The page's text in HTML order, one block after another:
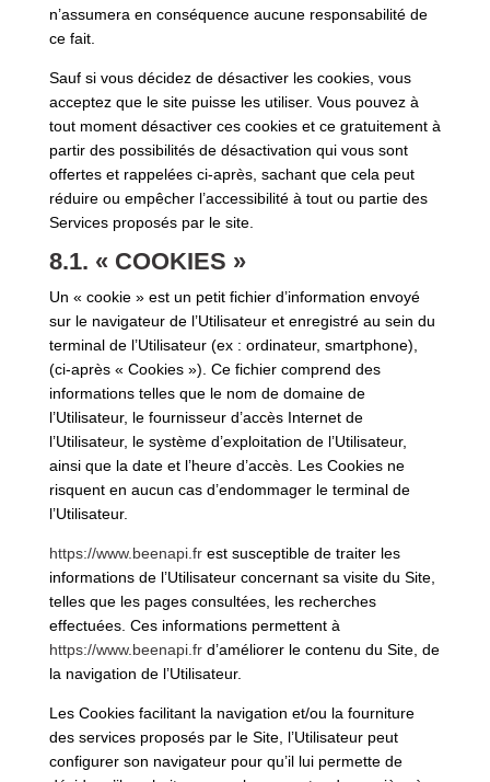
n’assumera en conséquence aucune responsabilité de
ce fait.
Sauf si vous décidez de désactiver les cookies, vous
acceptez que le site puisse les utiliser. Vous pouvez à
tout moment désactiver ces cookies et ce gratuitement à
partir des possibilités de désactivation qui vous sont
offertes et rappelées ci-après, sachant que cela peut
réduire ou empêcher l’accessibilité à tout ou partie des
Services proposés par le site.
8.1. « COOKIES »
Un « cookie » est un petit fichier d’information envoyé
sur le navigateur de l’Utilisateur et enregistré au sein du
terminal de l’Utilisateur (ex : ordinateur, smartphone),
(ci-après « Cookies »). Ce fichier comprend des
informations telles que le nom de domaine de
l’Utilisateur, le fournisseur d’accès Internet de
l’Utilisateur, le système d’exploitation de l’Utilisateur,
ainsi que la date et l’heure d’accès. Les Cookies ne
risquent en aucun cas d’endommager le terminal de
l’Utilisateur.
https://www.beenapi.frest susceptible de traiter les
informations de l’Utilisateur concernant sa visite du Site,
telles que les pages consultées, les recherches
effectuées. Ces informations permettent à
https://www.beenapi.frd’améliorer le contenu du Site, de
la navigation de l’Utilisateur.
Les Cookies facilitant la navigation et/ou la fourniture
des services proposés par le Site, l’Utilisateur peut
configurer son navigateur pour qu’il lui permette de